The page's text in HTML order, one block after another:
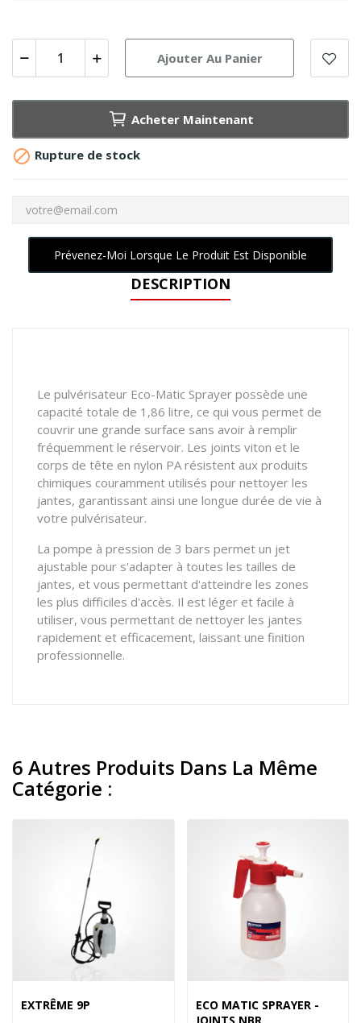
Ajouter Au Panier
Acheter Maintenant
 Rupture de stock
Prévenez-Moi Lorsque Le Produit Est Disponible
DESCRIPTION
Le pulvérisateur Eco-Matic Sprayer possède une
capacité totale de 1,86 litre, ce qui vous permet de
couvrir une grande surface sans avoir à remplir
fréquemment le réservoir. Les joints viton et le
corps de tête en nylon PA résistent aux produits
chimiques couramment utilisés pour nettoyer les
jantes, garantissant ainsi une longue durée de vie à
votre pulvérisateur.
La pompe à pression de 3 bars permet un jet
ajustable pour s'adapter à toutes les tailles de
jantes, et vous permettant d'atteindre les zones
les plus difficiles d'accès. Il est léger et facile à
utiliser, vous permettant de nettoyer les jantes
rapidement et efficacement, laissant une finition
professionnelle.
6 Autres Produits Dans La Même
Catégorie :
EXTRÊME 9P
ECO MATIC SPRAYER -
JOINTS NBR